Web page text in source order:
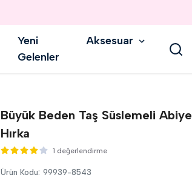
Yeni
Gelenler
Aksesuar
Büyük Beden Taş Süslemeli Abiye
Hırka
1 değerlendirme
Ürün Kodu: 99939-8543